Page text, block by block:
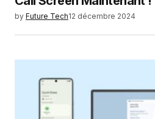
by Future Tech12 décembre 2024